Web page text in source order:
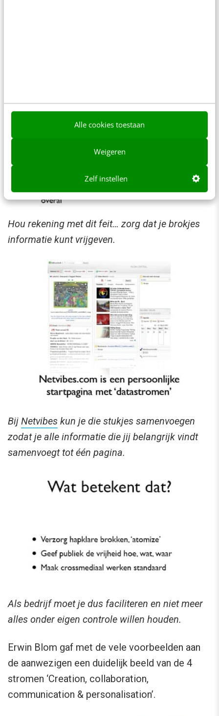
Alle cookies toestaan
Weigeren
Zelf instellen
Hou rekening met dit feit… zorg dat je brokjes
informatie kunt vrijgeven.
Bij Netvibes kun je die stukjes samenvoegen
zodat je alle informatie die jij belangrijk vindt
samenvoegt tot één pagina.
Als bedrijf moet je dus faciliteren en niet meer
alles onder eigen controle willen houden.
Erwin Blom gaf met de vele voorbeelden aan
de aanwezigen een duidelijk beeld van de 4
stromen ‘Creation, collaboration,
communication & personalisation’.